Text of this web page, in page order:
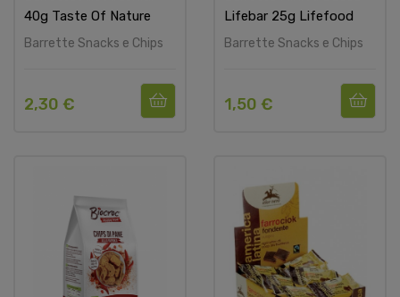
40g Taste Of Nature
Barrette Snacks e Chips
2,30 €
Lifebar 25g Lifefood
Barrette Snacks e Chips
1,50 €